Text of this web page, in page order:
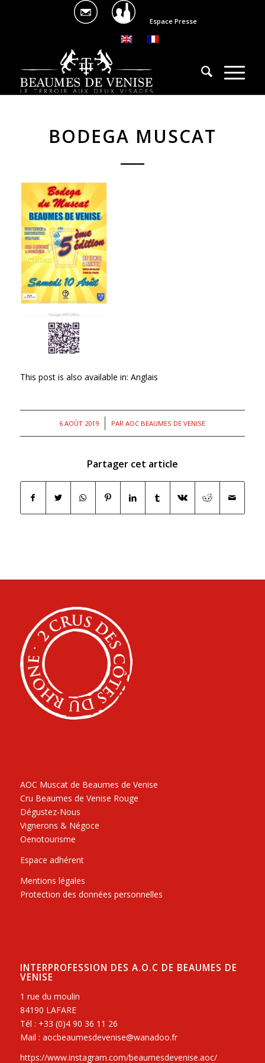
Espace Presse
BODEGA MUSCAT
This post is also available in: Anglais
6 AOÛT 2019
/ PARAOC BEAUMES DE VENISE
Partager cet article
AOC Muscat de Beaumes de Venise
Cru Beaumes de Venise Rouge
Dégustez-Nous
Vignerons & Négoce
Oenotourisme
Espace adhérent
Mentions légales
Protection des données personnelles
INTERPROFESSION DES A.O.C DE BEAUMES DE
VENISE
1 rue du moulin
84190 LAFARE
Tél : +33 (0)4 90 36 11 26
Mail : aocbeaumesdevenise@wanadoo.fr
https://www.instagram.com/beaumesdevenise.aoc/